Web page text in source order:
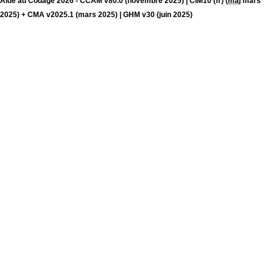
2025) + CMA v2025.1 (mars 2025) | GHM v30 (juin 2025)